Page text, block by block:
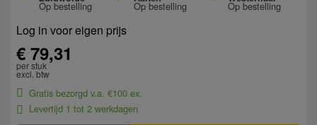
Op bestelling Op bestelling Op bestelling
Log in voor eigen prijs
€ 79,31
per stuk
excl. btw
Gratis bezorgd v.a. €100 ex.
Levertijd 1 tot 2 werkdagen